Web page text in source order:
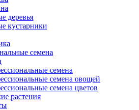
деревья
кустарники
семена
семена
семена овощей
семена цветов
растения